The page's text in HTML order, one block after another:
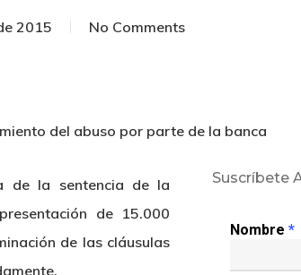
2015 No Comments
del abuso por parte de la banca
de la sentencia de la
de 15.000
de las cláusulas
Suscríbete
Nombre *